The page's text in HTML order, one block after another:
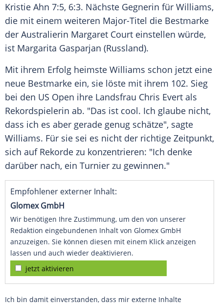
Kristie Ahn 7:5, 6:3. Nächste Gegnerin für Williams,
die mit einem weiteren Major-Titel die Bestmarke
der Australierin Margaret Court einstellen würde,
ist Margarita Gasparjan (Russland).
Mit ihrem Erfolg heimste Williams schon jetzt eine
neue Bestmarke ein, sie löste mit ihrem 102. Sieg
bei den US Open ihre Landsfrau Chris Evert als
Rekordspielerin ab. "Das ist cool. Ich glaube nicht,
dass ich es aber gerade genug schätze", sagte
Williams. Für sie sei es nicht der richtige Zeitpunkt,
sich auf Rekorde zu konzentrieren: "Ich denke
darüber nach, ein Turnier zu gewinnen."
Empfohlener externer Inhalt:
Glomex GmbH
Wir benötigen Ihre Zustimmung, um den von unserer
Redaktion eingebundenen Inhalt von Glomex GmbH
anzuzeigen. Sie können diesen mit einem Klick anzeigen
lassen und auch wieder deaktivieren.
jetzt aktivieren
Ich bin damit einverstanden, dass mir externe Inhalte